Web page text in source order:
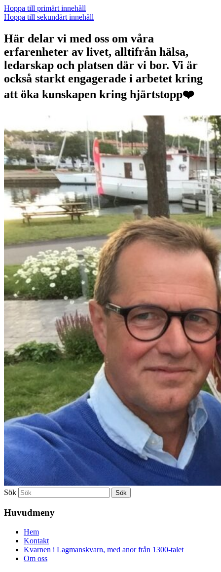
Hoppa till primärt innehåll
Hoppa till sekundärt innehåll
Här delar vi med oss om våra
erfarenheter av livet, alltifrån hälsa,
ledarskap och platsen där vi bor. Vi är
också starkt engagerade i arbetet kring
att öka kunskapen kring hjärtstopp❤️
Sök
Huvudmeny
Hem
Kontakt
Kvarnen i Lagmanskvarn, med anor från 1300-talet
Om oss